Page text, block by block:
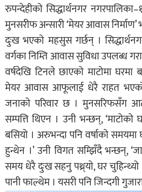
रुपन्देहीको सिद्धार्थनगर
मुनसरीफ अन्सारी ‘मेयर आवास
दुःख भएको महसुस गर्छन् ।
वर्गका निम्ति आवास सुविधा उपलब्ध
वर्षदेखि टिनले छाएको माटोमा
मेयर आवास आफूलाई धेरै राहत
जनाको परिवार छ । मुनसरिफसँग
सम्पत्ति थिएन । उनी भन्छन्,
बसियो । अरुभन्दा पनि वर्षाको
हुन्थेन ।’ उनी विगत सम्झिँदै भन्छन्,
समय धेरै दुःख सहनु पथ्र्याे, घर चुहिन्थ्यो
पानी फाल्थेम । यसरी पनि जिन्दगी